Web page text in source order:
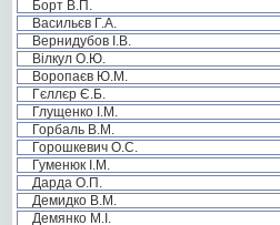
Борт В.П.
Васильєв Г.А.
Вернидубов І.В.
Вілкул О.Ю.
Воропаєв Ю.М.
Гєллєр Є.Б.
Глущенко І.М.
Горбаль В.М.
Горошкевич О.С.
Гуменюк І.М.
Дарда О.П.
Демидко В.М.
Демянко М.І.